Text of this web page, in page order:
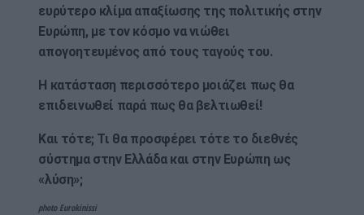
ευρύτερο κλίμα απαξίωσης της πολιτικής στην
Ευρώπη, με τον κόσμο να νιώθει
απογοητευμένος από τους ταγούς του.
Η κατάσταση περισσότερο μοιάζει πως θα
επιδεινωθεί παρά πως θα βελτιωθεί!
Και τότε; Τι θα προσφέρει τότε το διεθνές
σύστημα στην Ελλάδα και στην Ευρώπη ως
«λύση»;
photo Eurokinissi